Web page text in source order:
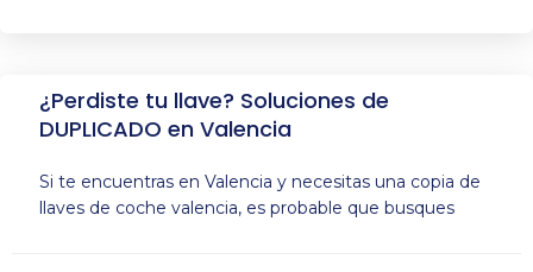
¿Perdiste tu llave? Soluciones de
DUPLICADO en Valencia
Si te encuentras en Valencia y necesitas una copia de
llaves de coche valencia, es probable que busques